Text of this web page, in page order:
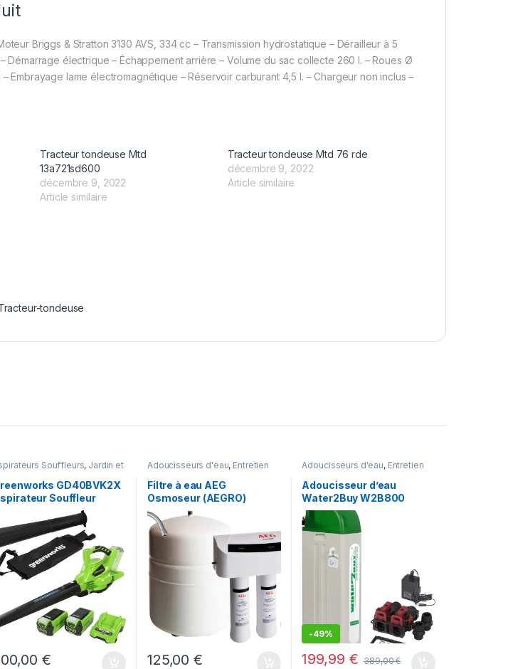
Briggs & Stratton 3130 AVS, 334 cc – Transmission hydrostatique – Dérailleur à 5
Démarrage électrique – Échappement arrière – Volume du sac collecte 260 l. – Roues Ø
– Embrayage lame électromagnétique – Réservoir carburant 4,5 l. – Chargeur non inclus –
Tracteur tondeuse Mtd
13a721sd600
décembre 9, 2022
Article similaire
Tracteur tondeuse Mtd 76 rde
décembre 9, 2022
Article similaire
tondeuse
Souffleurs, Jardin et
GD40BVK2X
Souffleur
€
Adoucisseurs d'eau, Entretien
Filtre à eau AEG
Osmoseur (AEGRO)
125,00€
Adoucisseurs d'eau, Entretien
Adoucisseur d’eau
Water2Buy W2B800
-49%
199,99 € 389,00€